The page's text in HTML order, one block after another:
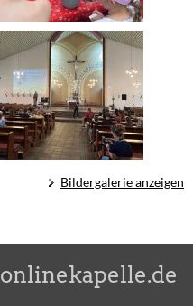
Bildergalerie anzeigen
onlinekapelle.de